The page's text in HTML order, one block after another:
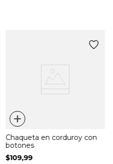
+
Chaqueta en corduroy con
botones
$109,99